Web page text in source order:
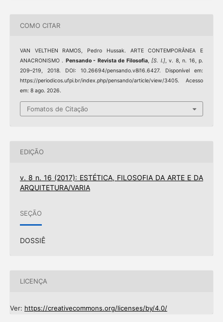
COMO CITAR
VAN VELTHEN RAMOS, Pedro Hussak. ARTE CONTEMPORÂNEA E
ANACRONISMO . Pensando - Revista de Filosofia,[S. l.], v. 8, n. 16, p.
209–219, 2018. DOI: 10.26694/pensando.v8i16.6427. Disponível em:
https://periodicos.ufpi.br/index.php/pensando/article/view/3405. Acesso
em: 8 ago. 2026.
Fomatos de Citação
EDIÇÃO
v. 8 n. 16 (2017): ESTÉTICA, FILOSOFIA DA ARTE E DA
ARQUITETURA/VARIA
SEÇÃO
DOSSIÊ
LICENÇA
Ver: https://creativecommons.org/licenses/by/4.0/